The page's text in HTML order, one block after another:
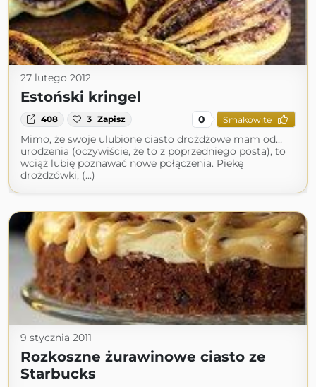
27 lutego 2012
Estoński kringel
408 3 Zapisz 0 Smakowite
Mimo, że swoje ulubione ciasto drożdżowe mam od…
urodzenia (oczywiście, że to z poprzedniego posta), to
wciąż lubię poznawać nowe połączenia. Piekę
drożdżówki, (...)
9 stycznia 2011
Rozkoszne żurawinowe ciasto ze
Starbucks